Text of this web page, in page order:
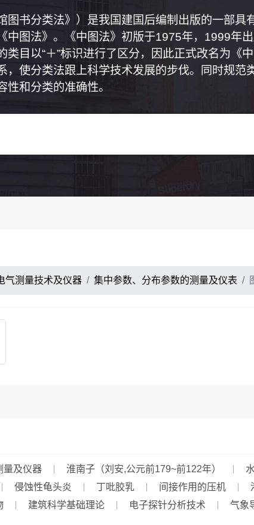
图书分类法》）是我国建国后编制出版的一部具
中图法》。《中图法》初版于1975年，1999年
目以“＋”标识进行了区分，因此正式改名为《
，使分类法跟上科学技术发展的步伐。同时规范
和分类的准确性。
气测量技术及仪器 集中参数、分布参数的测量及仪表
量及仪器 淮南子（刘安,公元前179~前122年）
侵蚀性龟头炎 丁吡胶乳 间接作用的压机
建筑科学基础理论 电子探针分析技术 气象